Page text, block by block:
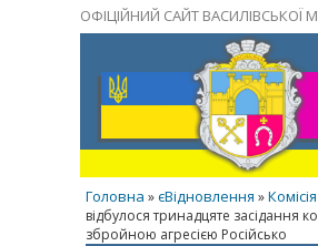
ОФІЦІЙНИЙ САЙТ ВАСИЛІВСЬКОЇ
Головна »єВідновлення »
відбулося тринадцяте засідання
збройною агресією Російсько